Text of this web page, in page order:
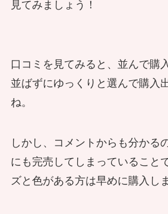
見てみましょう！
口コミを見てみると、並んで購
並ばずにゆっくりと選んで購入
ね。
しかし、コメントからも分かる
にも完売してしまっていること
ズと色がある方は早めに購入し